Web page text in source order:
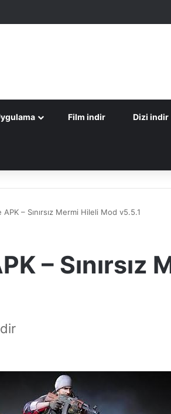
Film indir Dizi indir
– Sınırsız Mermi Hileli Mod v5.5.1
– Sınırsız